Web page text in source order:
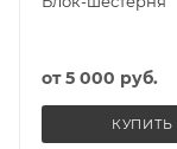
от5 000 руб.
КУПИТЬ